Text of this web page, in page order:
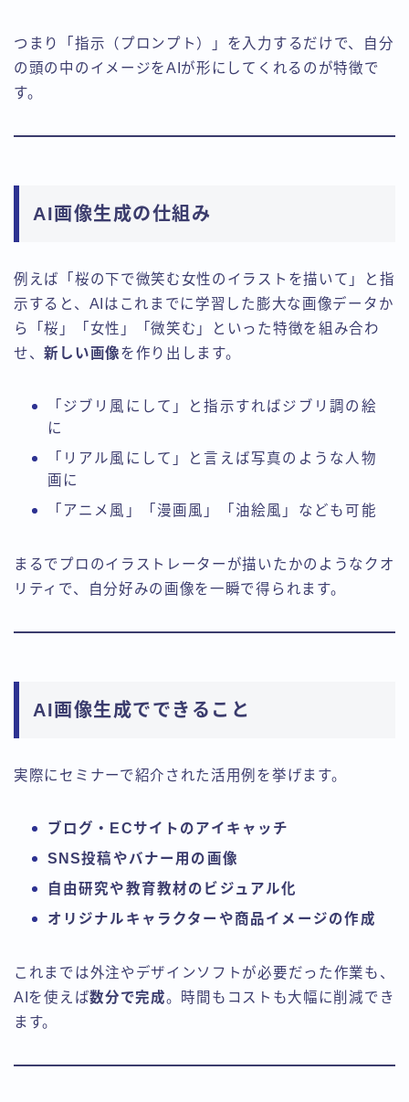
つまり「指示（プロンプト）」を入力するだけで、自分
の頭の中のイメージをAIが形にしてくれるのが特徴で
す。
AI画像生成の仕組み
例えば「桜の下で微笑む女性のイラストを描いて」と指
示すると、AIはこれまでに学習した膨大な画像データか
ら「桜」「女性」「微笑む」といった特徴を組み合わ
せ、新しい画像を作り出します。
「ジブリ風にして」と指示すればジブリ調の絵
に
「リアル風にして」と言えば写真のような人物
画に
「アニメ風」「漫画風」「油絵風」なども可能
まるでプロのイラストレーターが描いたかのようなクオ
リティで、自分好みの画像を一瞬で得られます。
AI画像生成でできること
実際にセミナーで紹介された活用例を挙げます。
ブログ・ECサイトのアイキャッチ
SNS投稿やバナー用の画像
自由研究や教育教材のビジュアル化
オリジナルキャラクターや商品イメージの作成
これまでは外注やデザインソフトが必要だった作業も、
AIを使えば数分で完成。時間もコストも大幅に削減でき
ます。